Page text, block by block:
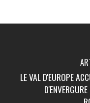
LE VAL D'EUROPE